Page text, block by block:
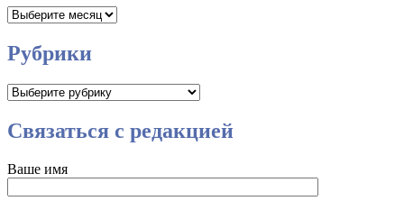
Архивы
Рубрики
Рубрики
Связаться с редакцией
Ваше имя